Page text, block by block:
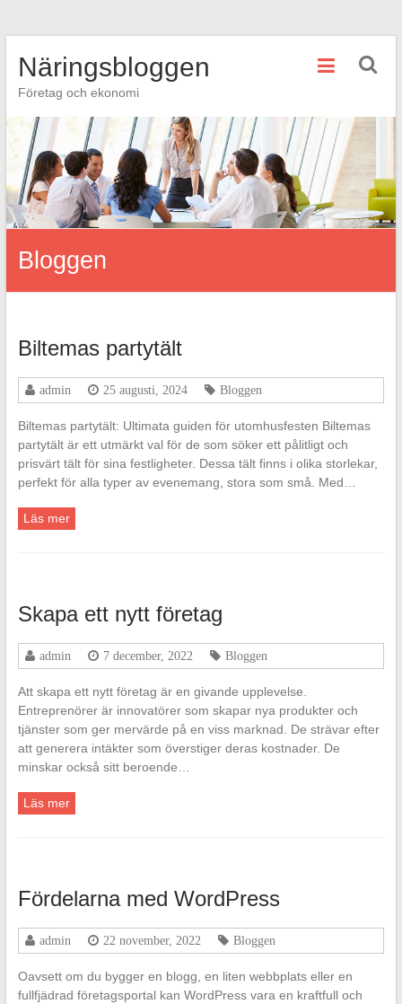
Näringsbloggen
Företag och ekonomi
Bloggen
Biltemas partytält
admin 25 augusti, 2024 Bloggen
Biltemas partytält: Ultimata guiden för utomhusfesten Biltemas
partytält är ett utmärkt val för de som söker ett pålitligt och
prisvärt tält för sina festligheter. Dessa tält finns i olika storlekar,
perfekt för alla typer av evenemang, stora som små. Med…
Läs mer
Skapa ett nytt företag
admin 7 december, 2022 Bloggen
Att skapa ett nytt företag är en givande upplevelse.
Entreprenörer är innovatörer som skapar nya produkter och
tjänster som ger mervärde på en viss marknad. De strävar efter
att generera intäkter som överstiger deras kostnader. De
minskar också sitt beroende…
Läs mer
Fördelarna med WordPress
admin 22 november, 2022 Bloggen
Oavsett om du bygger en blogg, en liten webbplats eller en
fullfjädrad företagsportal kan WordPress vara en kraftfull och